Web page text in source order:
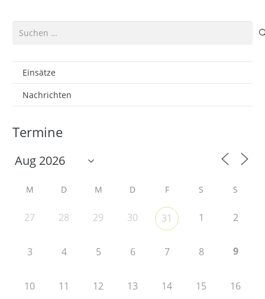
nach:
Einsätze
Nachrichten
Termine
M D M D F S S
27 28 29 30 31 1 2
3 4 5 6 7 8 9
10 11 12 13 14 15 16